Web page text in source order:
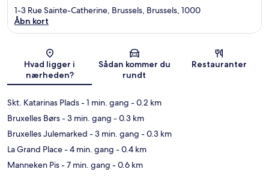
Kort
1-3 Rue Sainte-Catherine, Brussels, Brussels, 1000
Åbn kort
Hvad ligger i
nærheden?
Sådan kommer du
rundt
Restauranter
Skt. Katarinas Plads- 1 min. gang - 0.2 km
Bruxelles Børs- 3 min. gang - 0.3 km
Bruxelles Julemarked - 3 min. gang - 0.3 km
La Grand Place- 4 min. gang - 0.4 km
Manneken Pis- 7 min. gang - 0.6 km